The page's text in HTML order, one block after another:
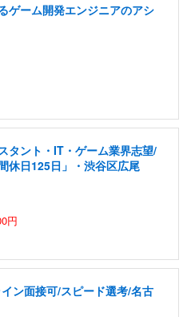
ゲーム開発エンジニアのアシ
タント・IT・ゲーム業界志望/
休日125日」・渋谷区広尾
円
ン面接可/スピード選考/名古